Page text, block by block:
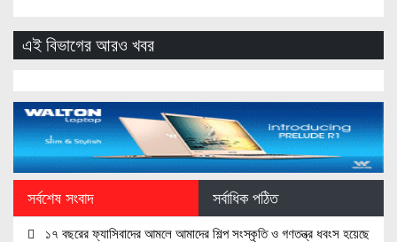
এই বিভাগের আরও খবর
সর্বশেষ সংবাদ সর্বাধিক পঠিত
১৭ বছরের ফ্যাসিবাদের আমলে আমাদের শিল্প সংস্কৃতি ও গণতন্ত্র ধবংস হয়েছে